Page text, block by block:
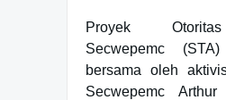
Proyek
Secwepemc
bersama oleh
Secwepemc